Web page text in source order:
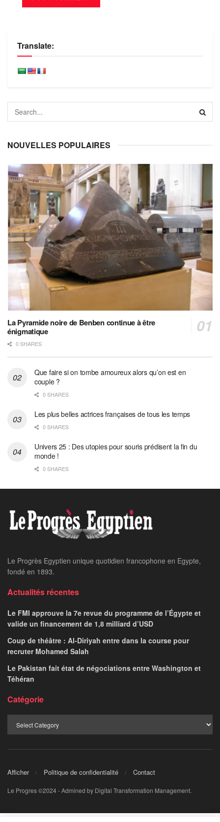
Translate:
NOUVELLES POPULAIRES
La Pyramide noire de Benben continue à être
énigmatique
0 SHARES
Que faire si on tombe amoureux alors qu’on est en
couple ?
0 SHARES
Les plus belles actrices françaises de tous les temps
0 SHARES
Univers 25 : Des utopies pour souris prédisent la fin du
monde !
0 SHARES
Le Progrès Egyptien unique quotidien francophone en Egypte,
fondé en 1893.
Actualités récentes
Le FMI approuve la 7e revue du programme de l’Égypte et
valide un financement de 1,8 milliard d’USD
Coup de théâtre : Al-Diriyah entre dans la course pour
recruter Mohamed Salah
Le Pakistan fait état de négociations entre Washington et
Téhéran
Catégorie
Afficher Politique de confidentialité Contact
Le Progres ©2024 - Admined by Digital Transformation Management.